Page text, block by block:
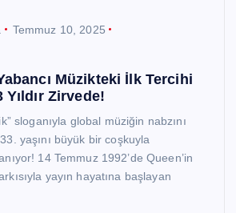
Temmuz 10, 2025
Müzikteki İlk Tercihi
Yıldır Zirvede!
sloganıyla global müziğin nabzını
yaşını büyük bir coşkuyla
14 Temmuz 1992’de Queen’in
yayın hayatına başlayan